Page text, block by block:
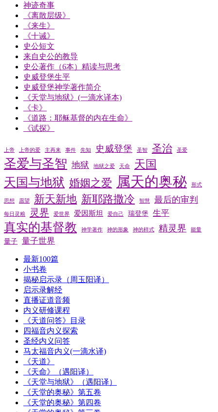
神迹奇事
《离散层级》
《来生》
《十诫》
史公短文
来自史公的教导
史公著作（6本）精读与思考
史威登堡生平
史威登堡神学著作简介
《天堂与地狱》(一滴水译本)
《卡》
《道路：耶稣基督的内在生命》
《试探》
上帝 上帝的爱 主再来 事件 先知 史威登堡 圣智 圣治 圣爱
圣爱与圣智 地狱 地狱之爱 天命 天国
天国与地狱 婚姻之爱 属天的奥秘 形式
思想 愿望 新天新地 新耶路撒冷 智慧 最后的审判
每日灵粮 灵界 爱世界 爱因斯坦 爱自己 瑞登堡 生平
真实的基督教 神学著作 神的形象 神的样式 精灵界 能量
量子 量子世界
最新100篇
小书卷
揭秘启示录（周玉阳译）
启示录解经
直播证道音频
内义研修课程
《天道问答》目录
四福音内义探索
圣经内义问答
马太福音内义(一滴水译)
《天道》
《天命》（遇阳译）
《天堂与地狱》（遇阳译）
《天堂的奥秘》第五卷
《天堂的奥秘》第四卷